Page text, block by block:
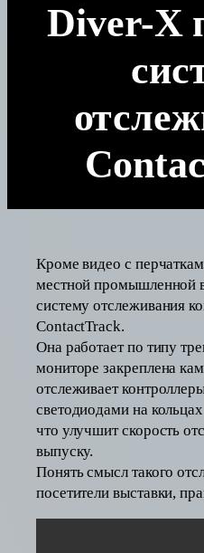
Diver-X
Кроме видео с
местной промышленной
систему отслеживания
ContactTrack.
Она работает по типу
мониторе закреплена
отслеживает
светодиодами на
что улучшит скорость
выпуску.
Понять смысл такого
посетители выставки,